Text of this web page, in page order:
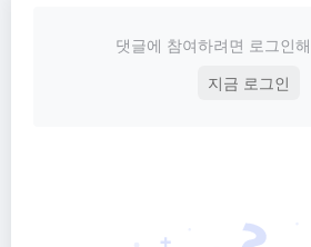
댓글에 참여하려면 로그인
지금 로그인